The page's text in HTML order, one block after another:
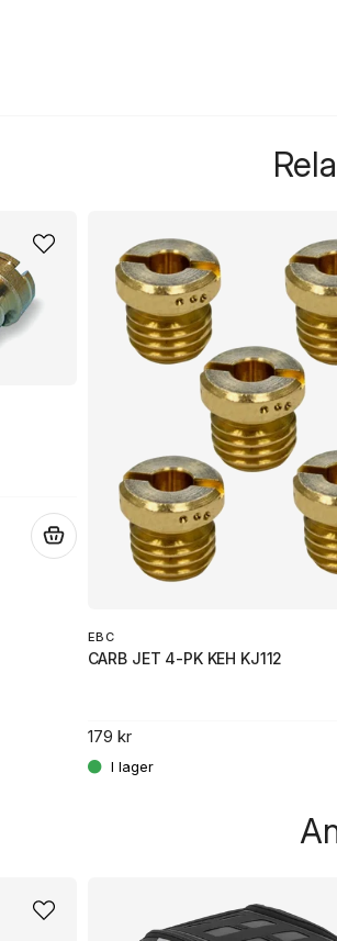
EBC
CARB JET 4-PK KEH KJ112
179 kr